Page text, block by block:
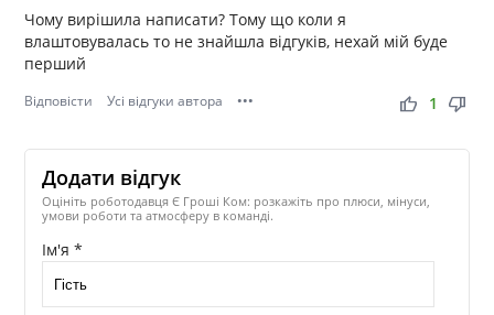
Чому вирішила написати? Тому що коли я
влаштовувалась то не знайшла відгуків, нехай мій буде
перший
Відповісти Усі відгуки автора ••• thumb_up thumb_down
1
Додати відгук
Оцініть роботодавця Є Гроші Ком: розкажіть про плюси, мінуси,
умови роботи та атмосферу в команді.
Ім'я *